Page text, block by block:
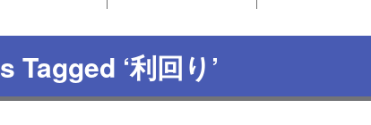
Tagged ‘利回り’